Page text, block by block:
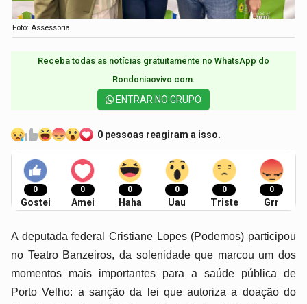
Foto: Assessoria
Receba todas as notícias gratuitamente no WhatsApp do
Rondoniaovivo.com.​
ENTRAR NO GRUPO
0 pessoas reagiram a isso.
0
Gostei
0
Amei
0
Haha
0
Uau
0
Triste
0
Grr
A deputada federal Cristiane Lopes (Podemos) participou
no Teatro Banzeiros, da solenidade que marcou um dos
momentos mais importantes para a saúde pública de
Porto Velho: a sanção da lei que autoriza a doação do